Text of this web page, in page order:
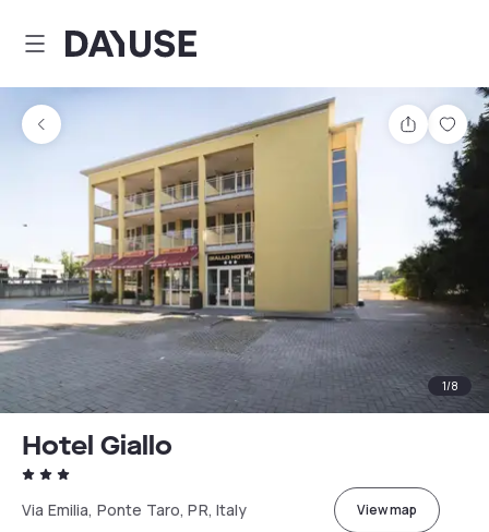
Dayuse
Share
1/8
Hotel Giallo
Via Emilia, Ponte Taro, PR, Italy View map